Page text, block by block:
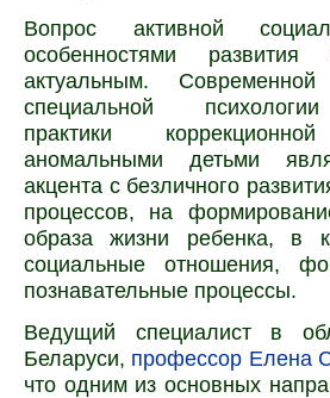
Вопрос активной
особенностями развития
актуальным.
специальной
практики
аномальными детьми
акцента с безличного
процессов, на
образа жизни ребенка, в
социальные отношения,
познавательные процессы.
Ведущий специалист в
Беларуси, профессор Елена
что одним из основных